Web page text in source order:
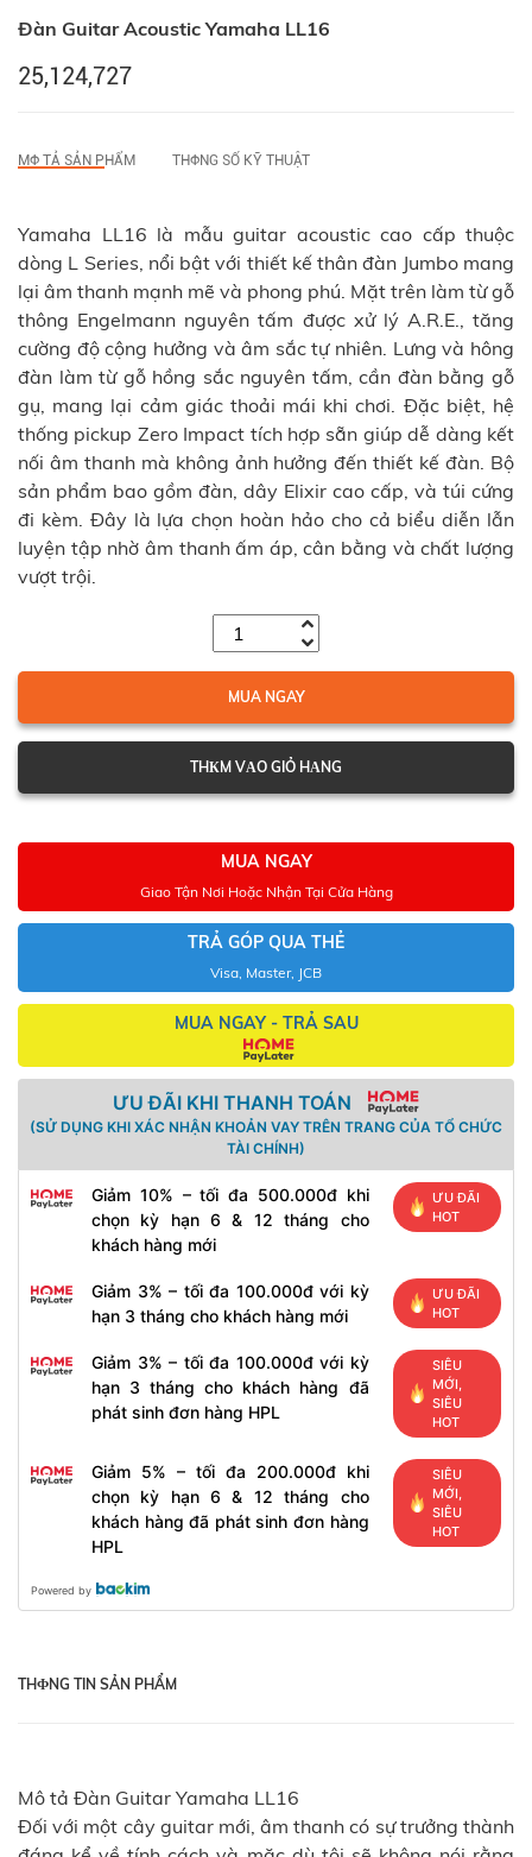
Đàn Guitar Acoustic Yamaha LL16
25,124,727
MФ TẢ SẢN PHẨM THФNG SỐ KỸ THUẬT
Yamaha LL16 là mẫu guitar acoustic cao cấp thuộc
dòng L Series, nổi bật với thiết kế thân đàn Jumbo mang
lại âm thanh mạnh mẽ và phong phú. Mặt trên làm từ gỗ
thông Engelmann nguyên tấm được xử lý A.R.E., tăng
cường độ cộng hưởng và âm sắc tự nhiên. Lưng và hông
đàn làm từ gỗ hồng sắc nguyên tấm, cần đàn bằng gỗ
gụ, mang lại cảm giác thoải mái khi chơi. Đặc biệt, hệ
thống pickup Zero Impact tích hợp sẵn giúp dễ dàng kết
nối âm thanh mà không ảnh hưởng đến thiết kế đàn. Bộ
sản phẩm bao gồm đàn, dây Elixir cao cấp, và túi cứng
đi kèm. Đây là lựa chọn hoàn hảo cho cả biểu diễn lẫn
luyện tập nhờ âm thanh ấm áp, cân bằng và chất lượng
vượt trội.
MUA NGAY
THКM VАO GIỎ HАNG
MUA NGAY
Giao Tận Nơi Hoặc Nhận Tại Cửa Hàng
TRẢ GÓP QUA THẺ
Visa, Master, JCB
MUA NGAY - TRẢ SAU
ƯU ĐÃI KHI THANH TOÁN
(SỬ DỤNG KHI XÁC NHẬN KHOẢN VAY TRÊN TRANG CỦA TỔ CHỨC
TÀI CHÍNH)
Giảm 10% – tối đa 500.000đ khi
chọn kỳ hạn 6 & 12 tháng cho
khách hàng mới
ƯU ĐÃI
HOT
Giảm 3% – tối đa 100.000đ với kỳ
hạn 3 tháng cho khách hàng mới
ƯU ĐÃI
HOT
Giảm 3% – tối đa 100.000đ với kỳ
hạn 3 tháng cho khách hàng đã
phát sinh đơn hàng HPL
SIÊU
MỚI,
SIÊU
HOT
Giảm 5% – tối đa 200.000đ khi
chọn kỳ hạn 6 & 12 tháng cho
khách hàng đã phát sinh đơn hàng
HPL
SIÊU
MỚI,
SIÊU
HOT
Powered by
THФNG TIN SẢN PHẨM
Mô tả Đàn Guitar Yamaha LL16
Đối với một cây guitar mới, âm thanh có sự trưởng thành